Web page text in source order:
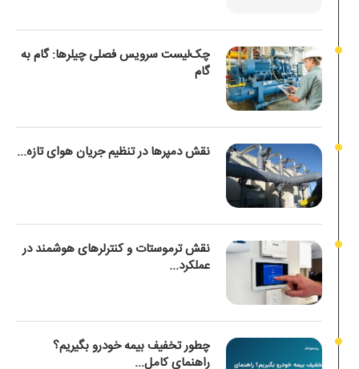
چک‌لیست سرویس فصلی چیلرها: گام به
گام
نقش دمپرها در تنظیم جریان هوای تازه...
نقش ترموستات و کنترلرهای هوشمند در
عملکرد...
چطور تخفیف بیمه خودرو بگیریم؟
راهنمای کامل...